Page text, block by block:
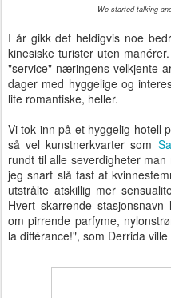
We started talking
I år gikk det heldigvis noe
kinesiske turister uten
"service"-næringens velkjente
dager med hyggelige og
lite romantiske, heller.
Vi tok inn på et hyggelig hotell
så vel kunstnerkvarter som
rundt til alle severdigheter
jeg snart slå fast at
utstrålte atskillig mer
Hvert skarrende
om pirrende parfyme,
la différance!", som Derrida